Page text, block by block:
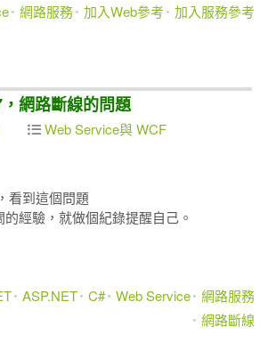
網路服務 加入Web參考 加入服務參考
網路斷線的問題
Web Service與 WCF
看到這個問題
經驗，就做個紀錄提醒自己。
ASP.NET C# Web Service 網路服務
網路斷線